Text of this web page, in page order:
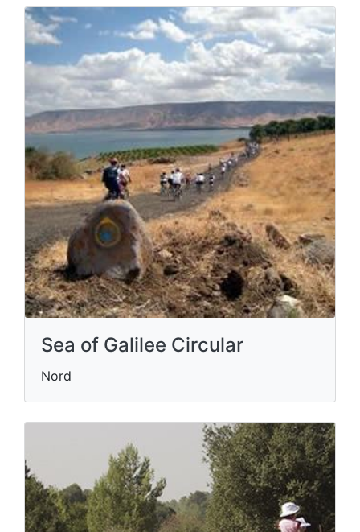
Sea of Galilee Circular
Nord